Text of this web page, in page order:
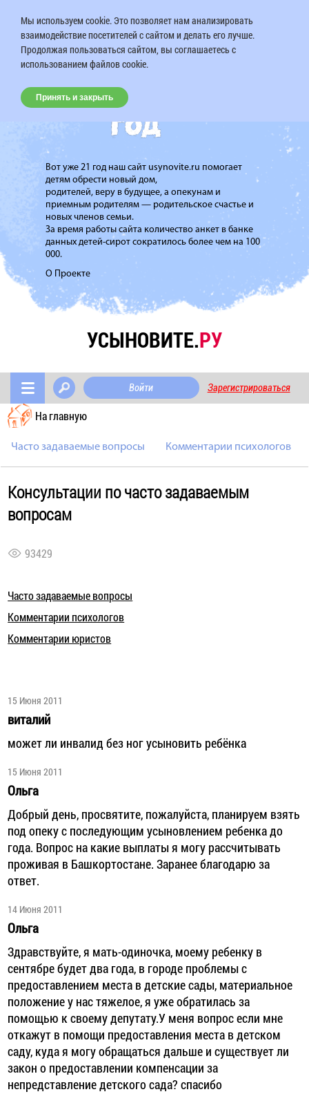
Вот уже 21 год наш сайт usynovite.ru помогает
детям обрести новый дом,
родителей, веру в будущее, а опекунам и
приемным родителям — родительское счастье и
новых членов семьи.
За время работы сайта количество анкет в банке
данных детей-сирот сократилось более чем на 100
000.
О Проекте
УСЫНОВИТЕ.РУ
Войти Зарегистрироваться
На главную
Часто задаваемые вопросы Комментарии психологов
Консультации по часто задаваемым
вопросам
93429
Часто задаваемые вопросы
Комментарии психологов
Комментарии юристов
15 Июня 2011
виталий
может ли инвалид без ног усыновить ребёнка
15 Июня 2011
Ольга
Добрый день, просвятите, пожалуйста, планируем взять
под опеку с последующим усыновлением ребенка до
года. Вопрос на какие выплаты я могу рассчитывать
проживая в Башкортостане. Заранее благодарю за
ответ.
14 Июня 2011
Ольга
Здравствуйте, я мать-одиночка, моему ребенку в
сентябре будет два года, в городе проблемы с
предоставлением места в детские сады, материальное
положение у нас тяжелое, я уже обратилась за
помощью к своему депутату.У меня вопрос если мне
откажут в помощи предоставления места в детском
саду, куда я могу обращаться дальше и существует ли
закон о предоставлении компенсации за
непредставление детского сада? спасибо
Мы используем cookie. Это позволяет нам анализировать
взаимодействие посетителей с сайтом и делать его лучше.
Продолжая пользоваться сайтом, вы соглашаетесь с
использованием файлов cookie.
Принять и закрыть